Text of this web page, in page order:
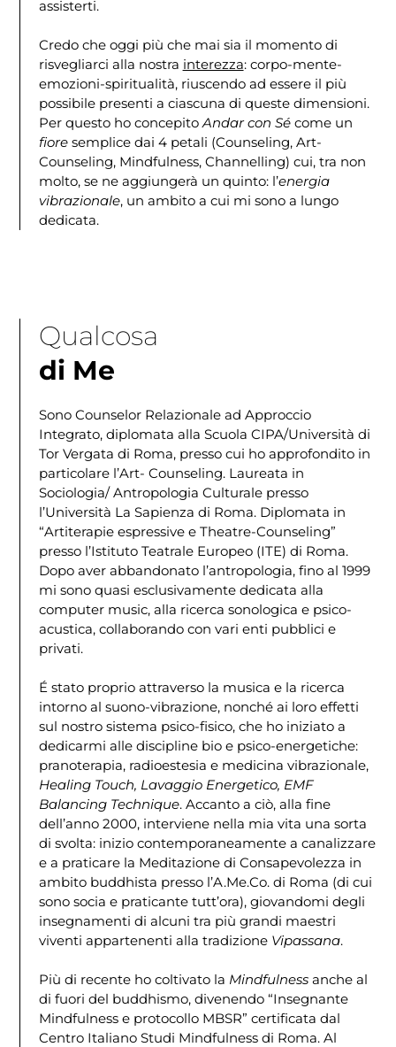
assisterti.
Credo che oggi più che mai sia il momento di
risvegliarci alla nostra interezza: corpo-mente-
emozioni-spiritualità, riuscendo ad essere il più
possibile presenti a ciascuna di queste dimensioni.
Per questo ho concepitoAndar con Sécome un
fioresemplice dai 4 petali (Counseling, Art-
Counseling, Mindfulness, Channelling) cui, tra non
molto, se ne aggiungerà un quinto: l’energia
vibrazionale, un ambito a cui mi sono a lungo
dedicata.
Qualcosa
di Me
Sono Counselor Relazionale ad Approccio
Integrato, diplomata alla Scuola CIPA/Università di
Tor Vergata di Roma, presso cui ho approfondito in
particolare l’Art- Counseling. Laureata in
Sociologia/ Antropologia Culturale presso
l’Università La Sapienza di Roma. Diplomata in
“Artiterapie espressive e Theatre-Counseling”
presso l’Istituto Teatrale Europeo (ITE) di Roma.
Dopo aver abbandonato l’antropologia, fino al 1999
mi sono quasi esclusivamente dedicata alla
computer music, alla ricerca sonologica e psico-
acustica, collaborando con vari enti pubblici e
privati.
É stato proprio attraverso la musica e la ricerca
intorno al suono-vibrazione, nonché ai loro effetti
sul nostro sistema psico-fisico, che ho iniziato a
dedicarmi alle discipline bio e psico-energetiche:
pranoterapia, radioestesia e medicina vibrazionale,
Healing Touch, Lavaggio Energetico, EMF
Balancing Technique. Accanto a ciò, alla fine
dell’anno 2000, interviene nella mia vita una sorta
di svolta: inizio contemporaneamente a canalizzare
e a praticare la Meditazione di Consapevolezza in
ambito buddhista presso l’A.Me.Co. di Roma (di cui
sono socia e praticante tutt’ora), giovandomi degli
insegnamenti di alcuni tra più grandi maestri
viventi appartenenti alla tradizione Vipassana.
Più di recente ho coltivato la Mindfulnessanche al
di fuori del buddhismo, divenendo “Insegnante
Mindfulness e protocollo MBSR” certificata dal
Centro Italiano Studi Mindfulness di Roma. Al